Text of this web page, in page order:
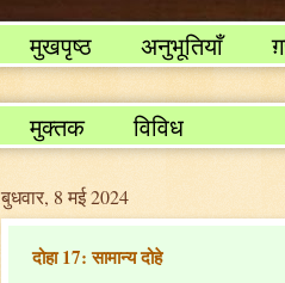
मुखपृष्ठ अनुभूतियाँ
विविध
मुक्तक
विविध
बुधवार, 8 मई 2024
दोहा 17: सामान्य दोहे